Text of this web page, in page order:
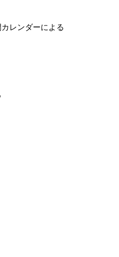
ンダーによる